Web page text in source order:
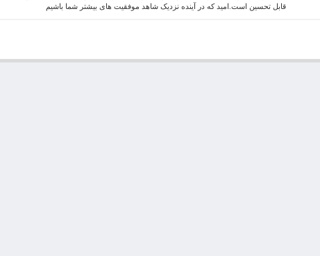
قابل تحسین است.امید که در آینده نزدیک شاهد موفقیت های بیشتر شما باشیم